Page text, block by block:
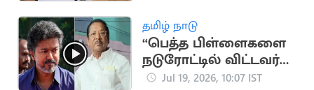
தமிழ் நாடு
“பெத்த பிள்ளைகளை
நடுரோட்டில் விட்டவர்
விஜய்”..
Jul 19, 2026, 10:07 IST